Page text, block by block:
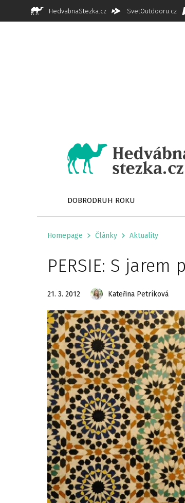
HedvabnaStezka.cz SvetOutdooru.cz
DOBRODRUH ROKU
Homepage Články Aktuality
PERSIE: S
21. 3. 2012 Kateřina Petríková